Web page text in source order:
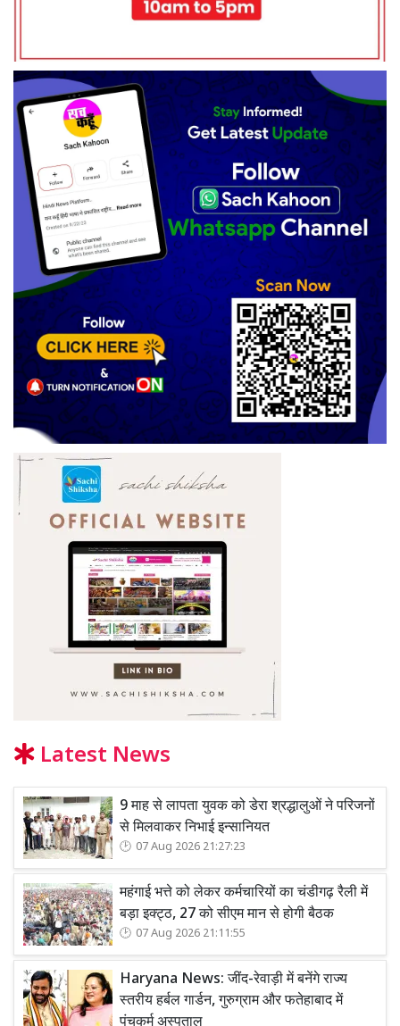
Latest News
9 माह से लापता युवक को डेरा श्रद्धालुओं ने परिजनों
से मिलवाकर निभाई इन्सानियत
07 Aug 2026 21:27:23
महंगाई भत्ते को लेकर कर्मचारियों का चंडीगढ़ रैली में
बड़ा इक्ट्ठ, 27 को सीएम मान से होगी बैठक
07 Aug 2026 21:11:55
Haryana News: जींद-रेवाड़ी में बनेंगे राज्य
स्तरीय हर्बल गार्डन, गुरुग्राम और फतेहाबाद में